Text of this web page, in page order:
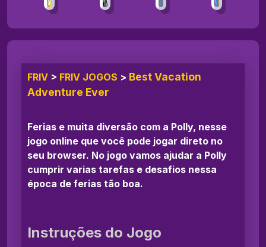
FRIV > FRIV JOGOS > Best Vacation
Adventure Ever
Ferias e muita diversão com a Polly, nesse
jogo online que você pode jogar direto no
seu browser. No jogo vamos ajudar a Polly
cumprir varias tarefas e desafios nessa
época de ferias tão boa.
Instruções do Jogo